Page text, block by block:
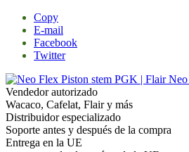
Copy
E-mail
Facebook
Twitter
Vendedor autorizado
Wacaco, Cafelat, Flair y más
Distribuidor especializado
Soporte antes y después de la compra
Entrega en la UE